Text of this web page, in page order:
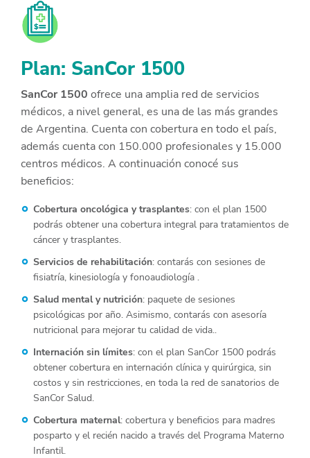
Plan: SanCor 1500
SanCor 1500 ofrece una amplia red de servicios
médicos, a nivel general, es una de las más grandes
de Argentina. Cuenta con cobertura en todo el país,
además cuenta con 150.000 profesionales y 15.000
centros médicos. A continuación conocé sus
beneficios:
Cobertura oncológica y trasplantes: con el plan 1500
podrás obtener una cobertura integral para tratamientos de
cáncer y trasplantes.
Servicios de rehabilitación: contarás con sesiones de
fisiatría, kinesiología y fonoaudiología .
Salud mental y nutrición: paquete de sesiones
psicológicas por año. Asimismo, contarás con asesoría
nutricional para mejorar tu calidad de vida..
Internación sin límites: con el plan SanCor 1500 podrás
obtener cobertura en internación clínica y quirúrgica, sin
costos y sin restricciones, en toda la red de sanatorios de
SanCor Salud.
Cobertura maternal: cobertura y beneficios para madres
posparto y el recién nacido a través del Programa Materno
Infantil.